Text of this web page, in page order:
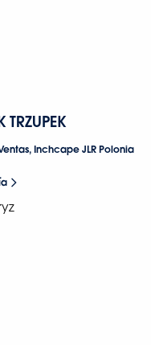
Inchcape JLR Polonia